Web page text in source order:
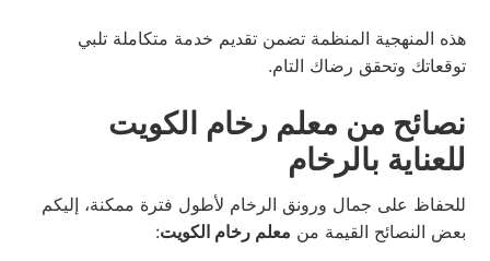
هذه المنهجية المنظمة تضمن تقديم خدمة متكاملة تلبي
توقعاتك وتحقق رضاك التام.
نصائح من معلم رخام الكويت
للعناية بالرخام
للحفاظ على جمال ورونق الرخام لأطول فترة ممكنة، إليكم
بعض النصائح القيمة من معلم رخام الكويت: